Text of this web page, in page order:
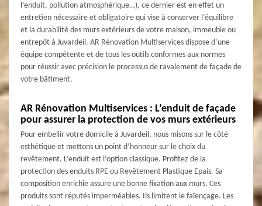
l’enduit, pollution atmosphérique…), ce dernier est en effet un
entretien nécessaire et obligatoire qui vise à conserver l’équilibre
et la durabilité des murs extérieurs de votre maison, immeuble ou
entrepôt à Juvardeil. AR Rénovation Multiservices dispose d’une
équipe compétente et de tous les outils conformes aux normes
pour réussir avec précision le processus de ravalement de façade de
votre bâtiment.
AR Rénovation Multiservices : L’enduit de façade
pour assurer la protection de vos murs extérieurs
Pour embellir votre domicile à Juvardeil, nous misons sur le côté
esthétique et mettons un point d’honneur sur le choix du
revêtement. L’enduit est l’option classique. Profitez de la
protection des enduits RPE ou Revêtement Plastique Epais. Sa
composition enrichie assure une bonne fixation aux murs. Ces
produits sont réputés imperméables. Ils limitent le faïençage. Les